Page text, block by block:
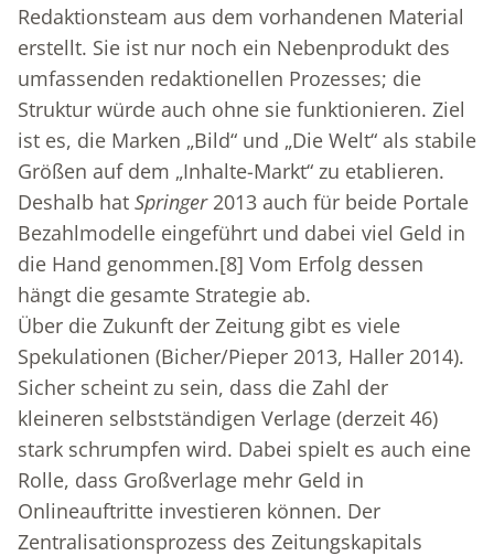
Redaktionsteam aus dem vorhandenen Material
erstellt. Sie ist nur noch ein Nebenprodukt des
umfassenden redaktionellen Prozesses; die
Struktur würde auch ohne sie funktionieren. Ziel
ist es, die Marken „Bild“ und „Die Welt“ als stabile
Größen auf dem „Inhalte-Markt“ zu etablieren.
Deshalb hat Springer2013 auch für beide Portale
Bezahlmodelle eingeführt und dabei viel Geld in
die Hand genommen.[8] Vom Erfolg dessen
hängt die gesamte Strategie ab.
Über die Zukunft der Zeitung gibt es viele
Spekulationen (Bicher/Pieper 2013, Haller 2014).
Sicher scheint zu sein, dass die Zahl der
kleineren selbstständigen Verlage (derzeit 46)
stark schrumpfen wird. Dabei spielt es auch eine
Rolle, dass Großverlage mehr Geld in
Onlineauftritte investieren können. Der
Zentralisationsprozess des Zeitungskapitals